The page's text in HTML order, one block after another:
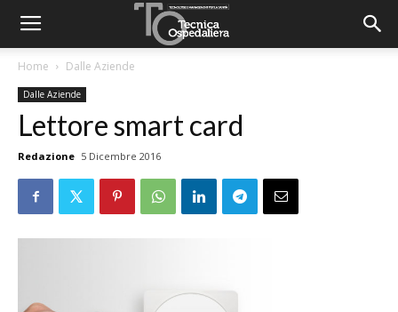
Home Dalle Aziende
Dalle Aziende
Lettore smart card
Redazione 5 Dicembre 2016